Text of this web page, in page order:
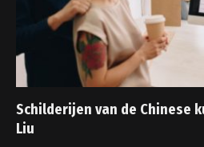
Schilderijen van de Chinese
Liu